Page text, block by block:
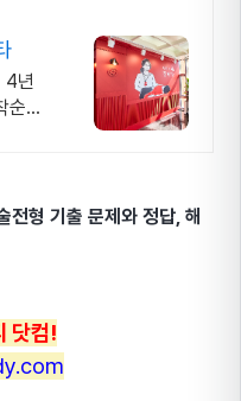
4년
순
형 기출 문제와 정답, 해
닷컴!